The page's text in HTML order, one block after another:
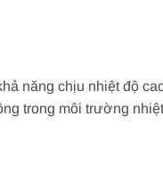
năng chịu nhiệt độ
trong môi trường